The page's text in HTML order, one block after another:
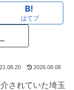
はてブ
2026.08.08
されていた埼玉